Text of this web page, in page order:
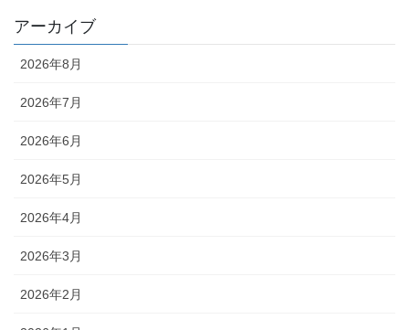
アーカイブ
2026年8月
2026年7月
2026年6月
2026年5月
2026年4月
2026年3月
2026年2月